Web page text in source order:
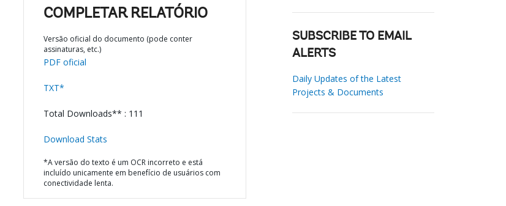
COMPLETAR RELATÓRIO
Versão oficial do documento (pode conter
assinaturas, etc.)
PDF oficial
TXT*
Total Downloads** : 111
Download Stats
*A versão do texto é um OCR incorreto e está
incluído unicamente em benefício de usuários com
conectividade lenta.
SUBSCRIBE TO EMAIL
ALERTS
Daily Updates of the Latest
Projects & Documents